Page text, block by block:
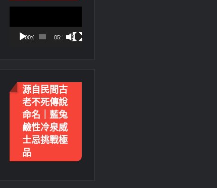
00:00 05:18
源自民間古
老不死傳說
命名｜藍兔
鹼性冷泉威
士忌挑戰極
品